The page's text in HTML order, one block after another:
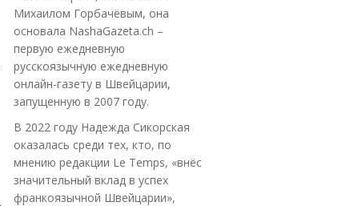
Михаилом Горбачёвым, она
основала NashaGazeta.ch –
первую ежедневную
русскоязычную ежедневную
онлайн-газету в Швейцарии,
запущенную в 2007 году.
В 2022 году Надежда Сикорская
оказалась среди тех, кто, по
мнению редакции Le Temps, «внёс
значительный вклад в успех
франкоязычной Швейцарии»,